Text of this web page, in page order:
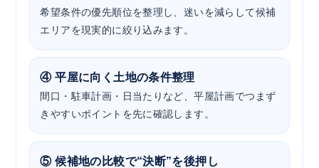
希望条件の優先順位を整理し、迷いを減らして候補
エリアを現実的に絞り込みます。
④ 平屋に向く土地の条件整理
間口・駐車計画・日当たりなど、平屋計画でつまず
きやすいポイントを先に確認します。
⑤ 候補地の比較で“決断”を後押し